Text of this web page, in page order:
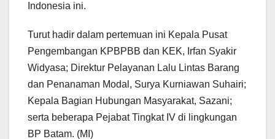
Indonesia ini.
Turut hadir dalam pertemuan ini Kepala Pusat
Pengembangan KPBPBB dan KEK, Irfan Syakir
Widyasa; Direktur Pelayanan Lalu Lintas Barang
dan Penanaman Modal, Surya Kurniawan Suhairi;
Kepala Bagian Hubungan Masyarakat, Sazani;
serta beberapa Pejabat Tingkat IV di lingkungan
BP Batam. (MI)